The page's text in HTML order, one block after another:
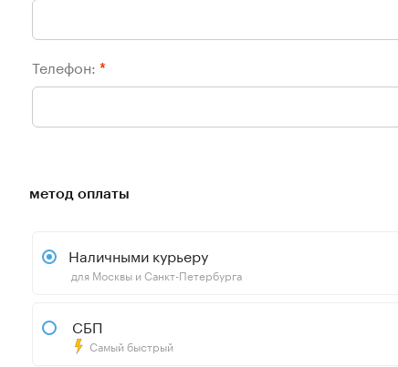
Телефон: *
метод оплаты
Наличными курьеру
для Москвы и Санкт-Петербурга
СБП
Самый быстрый